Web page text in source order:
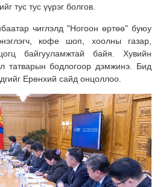
тус тус үүрэг болгов.
чиглэлд "Ногоон өртөө" буюу
кофе шоп, хоолны газар,
байгууламжтай байя. Хувийн
татварын бодлогоор дэмжинэ. Бид
Ерөнхий сайд онцоллоо.